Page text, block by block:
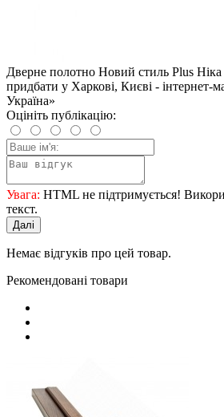
Дверне полотно Новий стиль Plus
придбати у Харкові, Києві - інтернет-
Україна»
Оцініть публікацію:
Увага: HTML не підтримується!
текст.
Далі
Немає відгуків про цей товар.
Рекомендовані товари